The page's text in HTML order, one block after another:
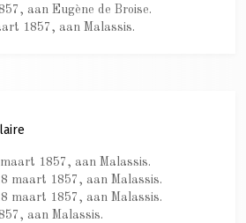
aan Eugène de Broise.
1857, aan Malassis.
1857, aan Malassis.
maart 1857, aan Malassis.
maart 1857, aan Malassis.
aan Malassis.